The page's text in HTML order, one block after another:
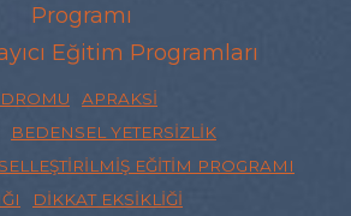
Programı
Eğitim Programları
APRAKSI
BEDENSEL YETERSIZLIK
EĞITIM PROGRAMI
DIKKAT EKSIKLIĞI